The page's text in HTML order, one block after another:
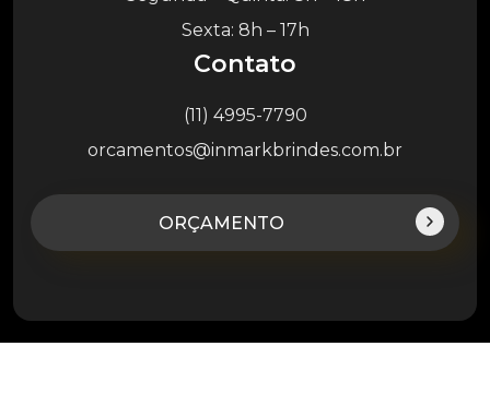
Sexta: 8h – 17h
Contato
(11) 4995-7790
orcamentos@inmarkbrindes.com.br
ORÇAMENTO